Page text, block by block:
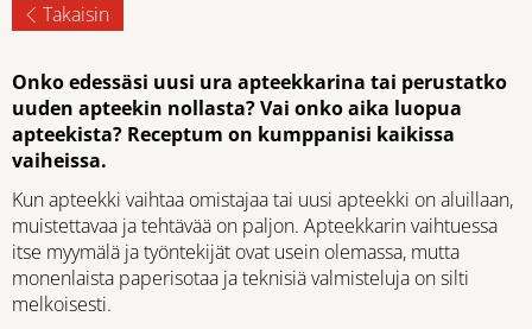
Takaisin
Onko edessäsi uusi ura apteekkarina tai perustatko
uuden apteekin nollasta? Vai onko aika luopua
apteekista? Receptum on kumppanisi kaikissa
vaiheissa.
Kun apteekki vaihtaa omistajaa tai uusi apteekki on aluillaan,
muistettavaa ja tehtävää on paljon. Apteekkarin vaihtuessa
itse myymälä ja työntekijät ovat usein olemassa, mutta
monenlaista paperisotaa ja teknisiä valmisteluja on silti
melkoisesti.